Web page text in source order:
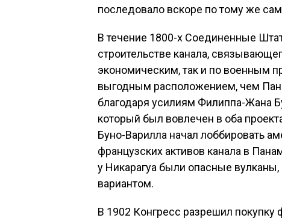
последовало вскоре по тому же
В течение 1800-х Соединенные
строительстве канала,
экономическим, так и по военным
выгодным расположением, чем
благодаря усилиям Филиппа-Жана
который был вовлечен в оба
Буно-Варилла начал лоббировать
французских активов канала в
у Никарагуа были опасные
вариантом.
В 1902 Конгресс разрешил покупку